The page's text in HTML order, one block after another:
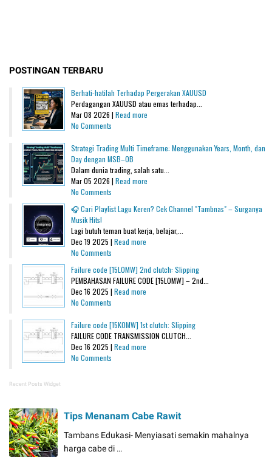
POSTINGAN TERBARU
Berhati-hatilah Terhadap Pergerakan XAUUSD
Perdagangan XAUUSD atau emas terhadap...
Mar 08 2026 | Read more
No Comments
Strategi Trading Multi Timeframe: Menggunakan Years, Month, dan
Day dengan MSB–OB
Dalam dunia trading, salah satu...
Mar 05 2026 | Read more
No Comments
🎧 Cari Playlist Lagu Keren? Cek Channel "Tambnas" – Surganya
Musik Hits!
Lagi butuh teman buat kerja, belajar,...
Dec 19 2025 | Read more
No Comments
Failure code [15L0MW] 2nd clutch: Slipping
PEMBAHASAN FAILURE CODE [15L0MW] – 2nd...
Dec 16 2025 | Read more
No Comments
Failure code [15K0MW] 1st clutch: Slipping
FAILURE CODE TRANSMISSION CLUTCH...
Dec 16 2025 | Read more
No Comments
Recent Posts Widget
Tips Menanam Cabe Rawit
Tambans Edukasi- Menyiasati semakin mahalnya
harga cabe di …